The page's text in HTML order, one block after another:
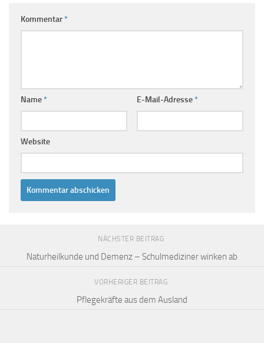
Kommentar*
Name* E-Mail-Adresse*
Website
NÄCHSTER BEITRAG
Naturheilkunde und Demenz – Schulmediziner winken ab
VORHERIGER BEITRAG
Pflegekräfte aus dem Ausland